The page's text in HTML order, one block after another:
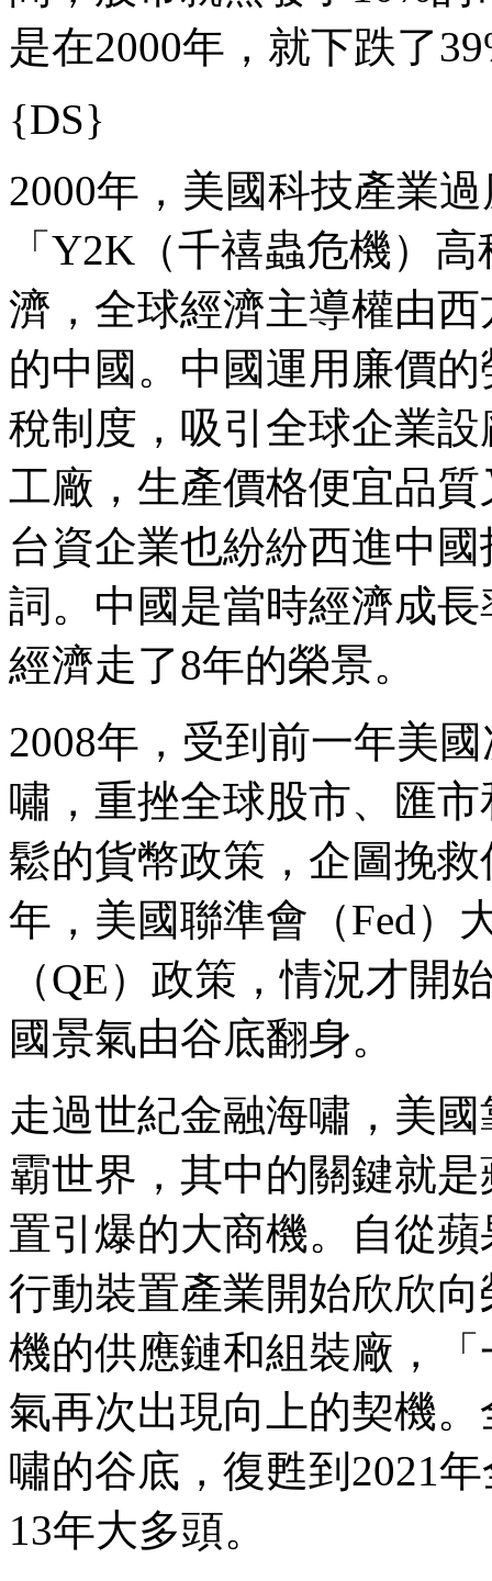
是在2000年，就下跌了
{DS}
2000年，美國科技產業
「Y2K（千禧蟲危機）
濟，全球經濟主導權由
的中國。中國運用廉價
稅制度，吸引全球企業
工廠，生產價格便宜品
台資企業也紛紛西進中
詞。中國是當時經濟成
經濟走了8年的榮景。
2008年，受到前一年美
嘯，重挫全球股市、匯
鬆的貨幣政策，企圖挽
年，美國聯準會（Fed）
（QE）政策，情況才開
國景氣由谷底翻身。
走過世紀金融海嘯，美
霸世界，其中的關鍵就
置引爆的大商機。自從
行動裝置產業開始欣欣
機的供應鏈和組裝廠，
氣再次出現向上的契機
嘯的谷底，復甦到2021
13年大多頭。